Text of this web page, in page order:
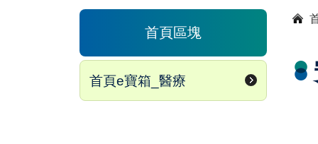
首頁區塊
首頁e寶箱_醫療